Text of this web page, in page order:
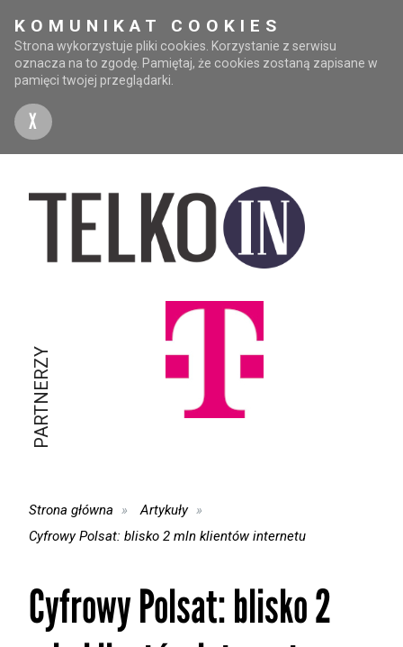
KOMUNIKAT COOKIES
Strona wykorzystuje pliki cookies. Korzystanie z serwisu
oznacza na to zgodę. Pamiętaj, że cookies zostaną zapisane w
pamięci twojej przeglądarki.
X
PARTNERZY
Strona główna
Artykuły
Cyfrowy Polsat: blisko 2 mln klientów internetu
Cyfrowy Polsat: blisko 2